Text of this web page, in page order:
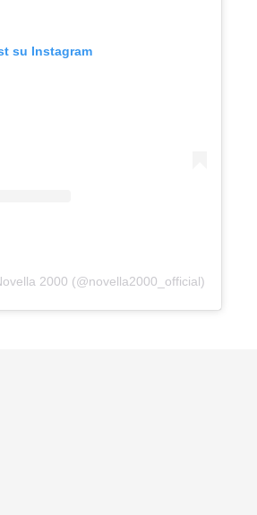
su Instagram
2000 (@novella2000_official)